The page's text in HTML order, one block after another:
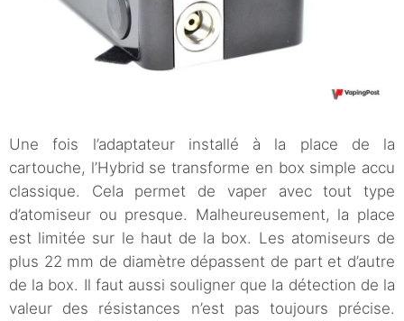
Une fois l’adaptateur installé à la place de la
cartouche, l’Hybrid se transforme en box simple accu
classique. Cela permet de vaper avec tout type
d’atomiseur ou presque. Malheureusement, la place
est limitée sur le haut de la box. Les atomiseurs de
plus 22 mm de diamètre dépassent de part et d’autre
de la box. Il faut aussi souligner que la détection de la
valeur des résistances n’est pas toujours précise.